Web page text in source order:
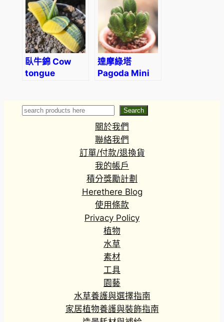
navicularis)
(直徑2-4cm)
臥牛錦 Cow
tongue
f.variegata)
達摩綠塔
Pagoda Mini
quadrangularis)
Search Search
關於我們
聯絡我們
訂單/付款/退換貨
我的帳戶
積分獎勵計劃
Herethere Blog
使用條款
Privacy Policy
植物
水草
素材
工具
園藝
水草養護與選擇指南
家居植物養護與裝飾指南